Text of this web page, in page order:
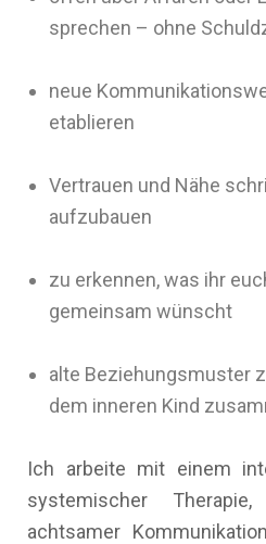
sprechen – ohne
neue
etablieren
Vertrauen und Nähe
aufzubauen
zu erkennen, was ihr
gemeinsam wünscht
alte Beziehungsmuster
dem inneren Kind
Ich arbeite mit einem
systemischer Therapie,
achtsamer